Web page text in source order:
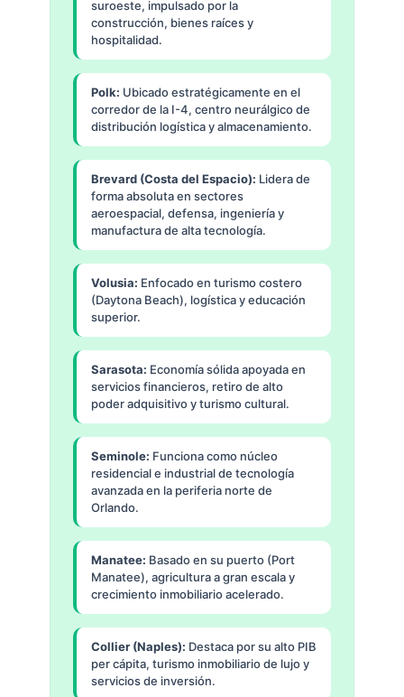
suroeste, impulsado por la
construcción, bienes raíces y
hospitalidad.
Polk: Ubicado estratégicamente en el
corredor de la I-4, centro neurálgico de
distribución logística y almacenamiento.
Brevard (Costa del Espacio): Lidera de
forma absoluta en sectores
aeroespacial, defensa, ingeniería y
manufactura de alta tecnología.
Volusia: Enfocado en turismo costero
(Daytona Beach), logística y educación
superior.
Sarasota: Economía sólida apoyada en
servicios financieros, retiro de alto
poder adquisitivo y turismo cultural.
Seminole: Funciona como núcleo
residencial e industrial de tecnología
avanzada en la periferia norte de
Orlando.
Manatee: Basado en su puerto (Port
Manatee), agricultura a gran escala y
crecimiento inmobiliario acelerado.
Collier (Naples): Destaca por su alto PIB
per cápita, turismo inmobiliario de lujo y
servicios de inversión.